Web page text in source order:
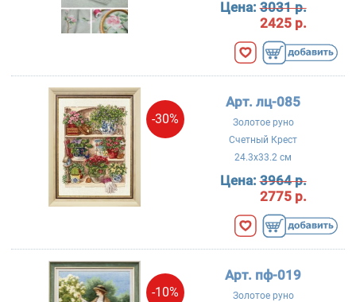
Цена:3031 р.
2425 р.
-30%
Арт. лц-085
Золотое руно
Счетный Крест
24.3x33.2 см
Цена:3964 р.
2775 р.
-10%
Арт. пф-019
Золотое руно